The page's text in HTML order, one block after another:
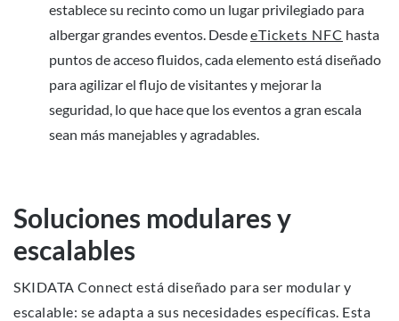
establece su recinto como un lugar privilegiado para
albergar grandes eventos. DesdeeTickets NFC hasta
puntos de acceso fluidos, cada elemento está diseñado
para agilizar el flujo de visitantes y mejorar la
seguridad, lo que hace que los eventos a gran escala
sean más manejables y agradables.
Soluciones modulares y
escalables
SKIDATA Connect está diseñado para ser modular y
escalable: se adapta a sus necesidades específicas. Esta